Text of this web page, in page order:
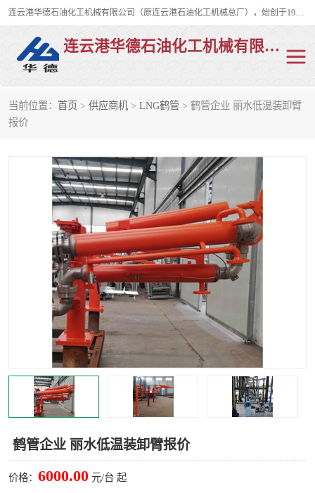
连云港华德石油化工机械有限公司（原连云港石油化工机械总厂），始创于1982年，是从事码头船用流体装卸臂、陆用流体装卸臂（鹤管）、活动梯、钢构平台、定量装车系统等全系列流体装卸设备的设计、制造、销售以及服务的专业供应商。
连云港华德石油化工机械有限公司
当前位置： 首页 > 供应商机 > LNG鹤管 > 鹤管企业 丽水低温装卸臂
报价
鹤管企业 丽水低温装卸臂报价
价格： 6000.00 元/台 起
陆用流体装卸臂
液氨鹤管 液氯鹤管
LNG鹤管 活动梯
平台栈桥 卸车鹤管
装车鹤管 输油臂
紧急脱离干式接头 火车鹤管
汽车鹤管 顶部鹤管
底部鹤管 低温鹤管
浮动出油装置 鹤管